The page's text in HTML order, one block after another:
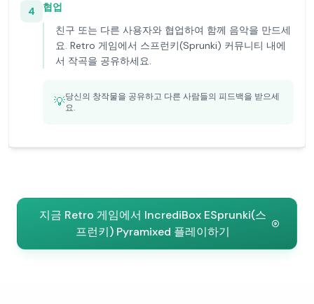
4
협업
친구 또는 다른 사용자와 협업하여 함께 음악을 만드세
요. Retro 게임에서 스프런키(Sprunki) 커뮤니티 내에
서 작곡을 공유하세요.
💡당신의 창작물을 공유하고 다른 사람들의 피드백을 받으세
요.
지금 Retro 게임에서 IncrediBox ESprunki(스
프런키) Pyramixed 플레이하기